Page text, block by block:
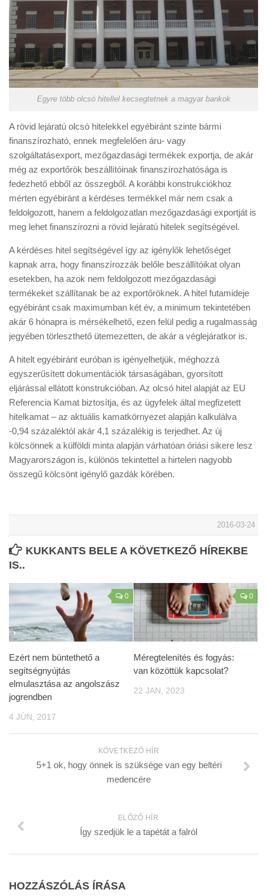
Egyre több olcsó hitellel kecsegtetnek a magyar bankok
A rövid lejáratú olcsó hitelekkel egyébiránt szinte bármi
finanszírozható, ennek megfelelően áru- vagy
szolgáltatásexport, mezőgazdasági termékek exportja, de akár
még az exportőrök beszállítóinak finanszírozhatósága is
fedezhető ebből az összegből. A korábbi konstrukciókhoz
mérten egyébiránt a kérdéses termékkel már nem csak a
feldolgozott, hanem a feldolgozatlan mezőgazdasági exportját is
meg lehet finanszírozni a rövid lejáratú hitelek segítségével.
A kérdéses hitel segítségével így az igénylők lehetőséget
kapnak arra, hogy finanszírozzák belőle beszállítóikat olyan
esetekben, ha azok nem feldolgozott mezőgazdasági
termékeket szállítanak be az exportőröknek. A hitel futamideje
egyébiránt csak maximumban két év, a minimum tekintetében
akár 6 hónapra is mérsékelhető, ezen felül pedig a rugalmasság
jegyében törleszthető ütemezetten, de akár a véglejáratkor is.
A hitelt egyébiránt euróban is igényelhetjük, méghozzá
egyszerűsített dokumentációk társaságában, gyorsított
eljárással ellátott konstrukcióban. Az olcsó hitel alapját az EU
Referencia Kamat biztosítja, és az ügyfelek által megfizetett
hitelkamat – az aktuális kamatkörnyezet alapján kalkulálva
-0,94 százaléktól akár 4,1 százalékig is terjedhet. Az új
kölcsönnek a külföldi minta alapján várhatóan óriási sikere lesz
Magyarországon is, különös tekintettel a hirtelen nagyobb
összegű kölcsönt igénylő gazdák körében.
2016-03-24
KUKKANTS BELE A KÖVETKEZŐ HÍREKBE
IS..
0
Ezért nem büntethető a
segítségnyújtás
elmulasztása az angolszász
jogrendben
4 JÚN, 2017
0
Méregtelenítés és fogyás:
van közöttük kapcsolat?
22 JAN, 2023
KÖVETKEZŐ HÍR
5+1 ok, hogy önnek is szüksége van egy beltéri
medencére
ELŐZŐ HÍR
Így szedjük le a tapétát a falról
HOZZÁSZÓLÁS ÍRÁSA